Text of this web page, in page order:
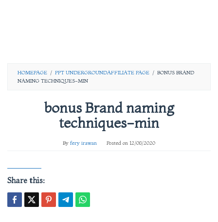
HOMEPAGE / PPT UNDERGROUNDAFFILIATE PAGE / BONUS BRAND
NAMING TECHNIQUES-MIN
bonus Brand naming
techniques-min
By fery irawan Posted on 12/08/2020
Share this: